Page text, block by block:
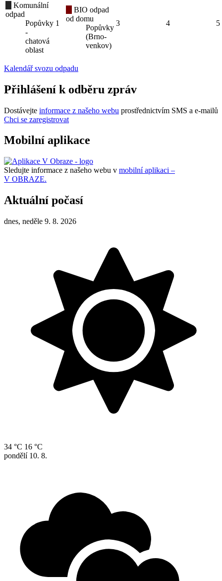
Komunální
odpad
Popůvky
-
chatová
oblast
1
BIO odpad
od domu
Popůvky
(Brno-
venkov)
3 4 5
Kalendář svozu odpadu
Přihlášení k odběru zpráv
Dostávejte informace z našeho webu prostřednictvím SMS a e-mailů
Chci se zaregistrovat
Mobilní aplikace
Sledujte informace z našeho webu v mobilní aplikaci –
V OBRAZE.
Aktuální počasí
dnes, neděle 9. 8. 2026
34 °C 16 °C
pondělí 10. 8.